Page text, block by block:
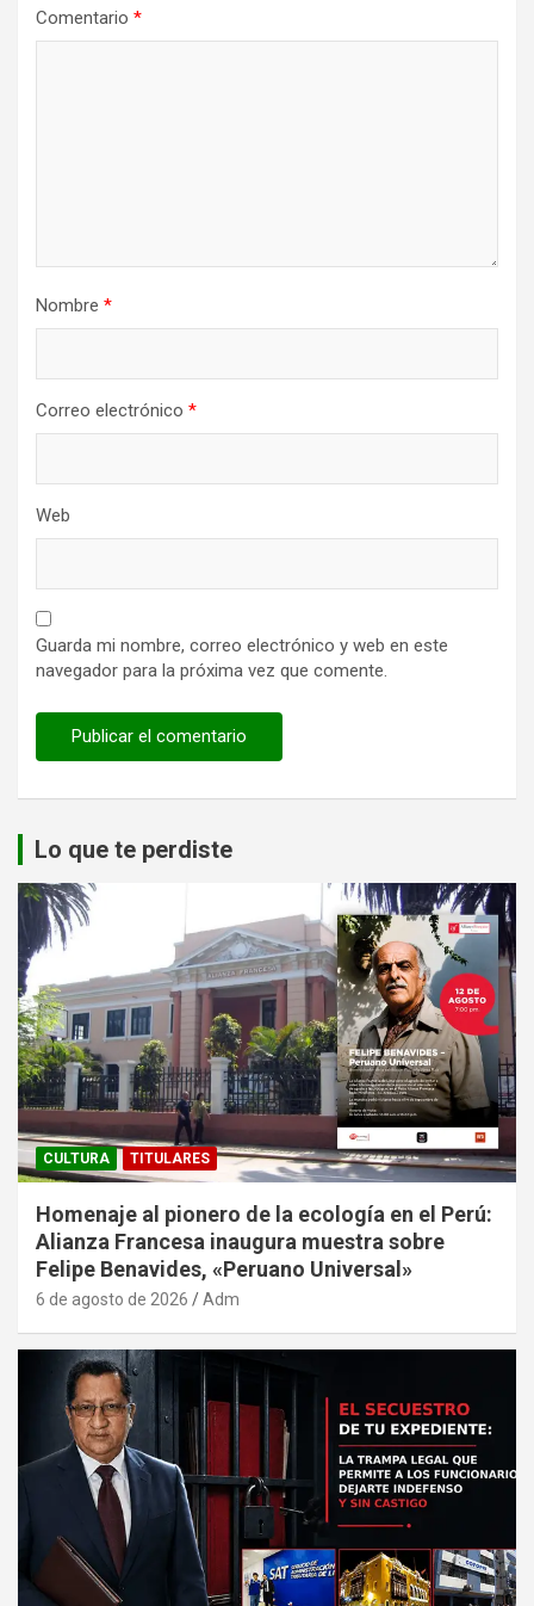
Comentario *
Nombre *
Correo electrónico *
Web
Guarda mi nombre, correo electrónico y web en este
navegador para la próxima vez que comente.
Lo que te perdiste
CULTURA TITULARES
Homenaje al pionero de la ecología en el Perú:
Alianza Francesa inaugura muestra sobre
Felipe Benavides, «Peruano Universal»
6 de agosto de 2026 Adm